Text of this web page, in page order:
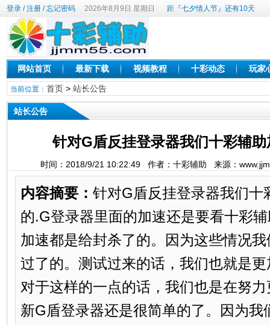
登录/注册/忘记密码 2026年8月9日 星期日 距『七夕情人节』还有10天
网站首页 最新下载 视频教程 十彩动态 玩家
当前位置： 首页> 站长公告
站长公告
针对G盾反挂登录器我们十彩辅
时间：2018/9/21 10:22:49 作者：十彩辅助 来源：
内容摘要： 针对G盾反挂登录器我们十
的.G登录器里面的加速还是要看十彩
加速都是给封杀了的。因为这些情况
过了的。测试过来的话，我们也就是
对于这样的一点的话，我们也是在努
新G盾登录器还是很简单的了。因为我